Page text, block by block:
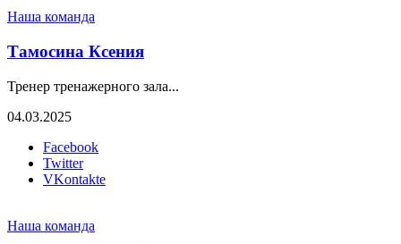
Наша команда
Тамосина Ксения
Тренер тренажерного зала...
04.03.2025
Facebook
Twitter
VKontakte
Наша команда